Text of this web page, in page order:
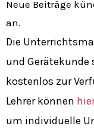
Neue Beiträge
an.
Die
und Gerätekunde
kostenlos zur
Lehrer können
um individuelle